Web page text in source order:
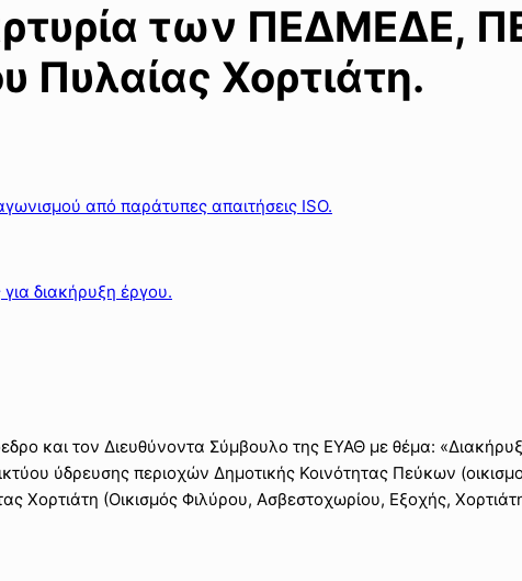
των ΠΕΔΜΕΔΕ,
Πυλαίας Χορτιάτη.
από παράτυπες απαιτήσεις ISO.
διακήρυξη έργου.
και τον Διευθύνοντα Σύμβουλο της ΕΥΑΘ με θέμα:
ύδρευσης περιοχών Δημοτικής Κοινότητας Πεύκων
Χορτιάτη (Οικισμός Φιλύρου, Ασβεστοχωρίου, Εξοχής,